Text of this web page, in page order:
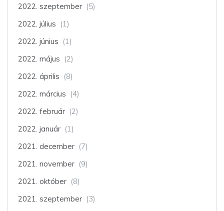
2022. szeptember (5)
2022. július (1)
2022. június (1)
2022. május (2)
2022. április (8)
2022. március (4)
2022. február (2)
2022. január (1)
2021. december (7)
2021. november (9)
2021. október (8)
2021. szeptember (3)